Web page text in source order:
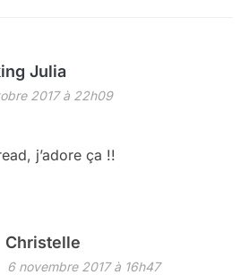
Julia
2017 à 22h09
j’adore ça !!
Christelle
6 novembre 2017 à 16h47